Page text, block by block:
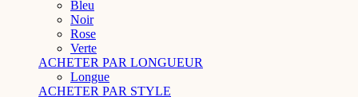
Bleu
Noir
Rose
Verte
ACHETER PAR LONGUEUR
Longue
ACHETER PAR STYLE